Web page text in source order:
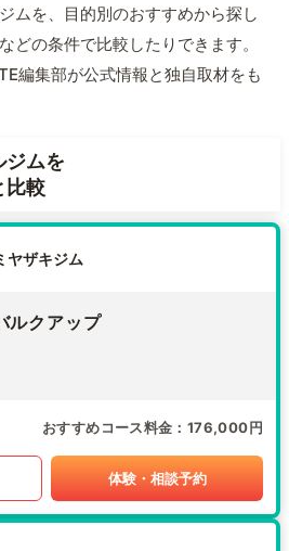
ムを、目的別のおすすめから探し
どの条件で比較したりできます。
編集部が公式情報と独自取材をも
ジムを
比較
ヤザキジム
ルクアップ
おすすめコース料金 176,000円
体験・相談予約